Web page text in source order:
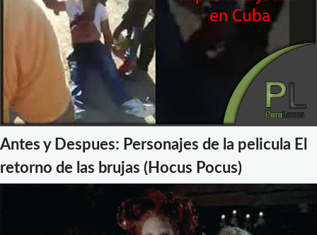
Antes y Despues: Personajes de la pelicula El
retorno de las brujas (Hocus Pocus)